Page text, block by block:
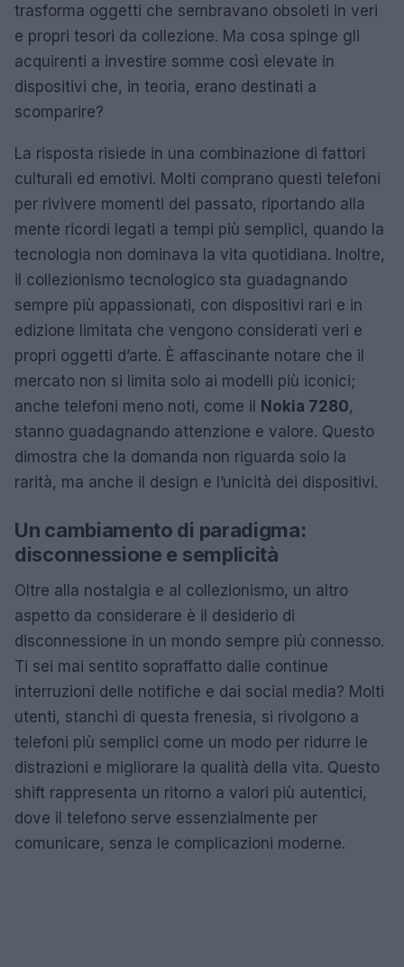
trasforma oggetti che sembravano obsoleti in veri
e propri tesori da collezione. Ma cosa spinge gli
acquirenti a investire somme così elevate in
dispositivi che, in teoria, erano destinati a
scomparire?
La risposta risiede in una combinazione di fattori
culturali ed emotivi. Molti comprano questi telefoni
per rivivere momenti del passato, riportando alla
mente ricordi legati a tempi più semplici, quando la
tecnologia non dominava la vita quotidiana. Inoltre,
il collezionismo tecnologico sta guadagnando
sempre più appassionati, con dispositivi rari e in
edizione limitata che vengono considerati veri e
propri oggetti d’arte. È affascinante notare che il
mercato non si limita solo ai modelli più iconici;
anche telefoni meno noti, come il Nokia 7280,
stanno guadagnando attenzione e valore. Questo
dimostra che la domanda non riguarda solo la
rarità, ma anche il design e l’unicità dei dispositivi.
Un cambiamento di paradigma:
disconnessione e semplicità
Oltre alla nostalgia e al collezionismo, un altro
aspetto da considerare è il desiderio di
disconnessione in un mondo sempre più connesso.
Ti sei mai sentito sopraffatto dalle continue
interruzioni delle notifiche e dai social media? Molti
utenti, stanchi di questa frenesia, si rivolgono a
telefoni più semplici come un modo per ridurre le
distrazioni e migliorare la qualità della vita. Questo
shift rappresenta un ritorno a valori più autentici,
dove il telefono serve essenzialmente per
comunicare, senza le complicazioni moderne.